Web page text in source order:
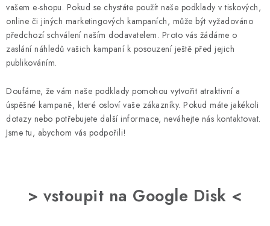
vašem e-shopu. Pokud se chystáte použít naše podklady v tiskových,
online či jiných marketingových kampaních, může být vyžadováno
předchozí schválení naším dodavatelem. Proto vás žádáme o
zaslání náhledů vašich kampaní k posouzení ještě před jejich
publikováním.
Doufáme, že vám naše podklady pomohou vytvořit atraktivní a
úspěšné kampaně, které osloví vaše zákazníky. Pokud máte jakékoli
dotazy nebo potřebujete další informace, neváhejte nás kontaktovat.
Jsme tu, abychom vás podpořili!
> vstoupit na Google Disk <